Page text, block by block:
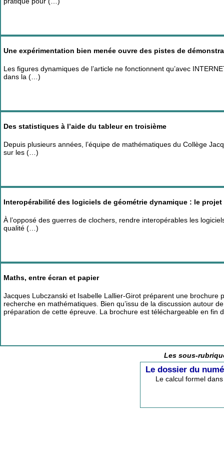
Une expérimentation bien menée ouvre des pistes de
Les figures dynamiques de l’article ne fonctionnent qu’avec
dans la (…)
Des statistiques à l’aide du tableur en troisième
Depuis plusieurs années, l’équipe de mathématiques du Collège
sur les (…)
Interopérabilité des logiciels de géométrie dynamique : le
À l’opposé des guerres de clochers, rendre interopérables les
qualité (…)
Maths, entre écran et papier
Jacques Lubczanski et Isabelle Lallier-Girot préparent une
recherche en mathématiques. Bien qu’issu de la discussion autour
préparation de cette épreuve. La brochure est téléchargeable en fin
Les sous-
Le dossier du
Le calcul formel